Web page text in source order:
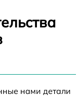
нами детали